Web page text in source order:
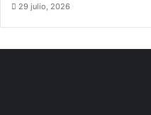
29 julio, 2026